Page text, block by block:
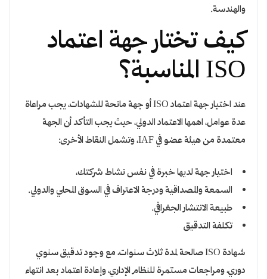
والهندسة.
كيف تختار جهة اعتماد
ISO المناسبة؟
عند اختيار جهة اعتماد ISO أو جهة مانحة للشهادات، يجب مراعاة
عدة عوامل، اهمها الاعتماد الدولي، حيث يجب التأكد أن الجهة
معتمدة من هيئة عضو في IAF، وتشمل النقاط الأخرى:
اختيار جهة لديها خبرة في نفس نشاط شركتك،
السمعة والمصداقية ودرجة الاعتراف في السوق المحلي والدولي.
طبيعة الانتشار الجغرافي.
تكلفة التدقيق
شهادة ISO صالحة لمدة ثلاث سنوات، مع وجود تدقيق سنوي
دوري، ومراجعات مستمرة للنظام الإداري، وإعادة اعتماد بعد انتهاء